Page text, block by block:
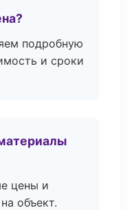
подробную
и сроки
цены и
объект.